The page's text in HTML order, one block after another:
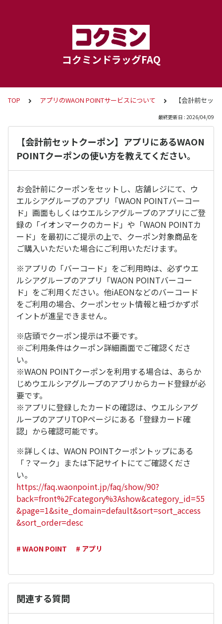
コクミンドラッグFAQ
TOP アプリのWAON POINTサービスについて 【会計前セッ
最終更新日 : 2026/04/09
【会計前セットクーポン】アプリにあるWAON
POINTクーポンの使い方を教えてください。
お会計前にクーポンをセットし、店舗レジにて、ウ
エルシアグループのアプリ「WAON POINTバーコー
ド」画面もしくはウエルシアグループのアプリにご登
録の「イオンマークのカード」や「WAON POINTカ
ード」を最初にご提示の上で、クーポン対象商品を
ご購入いただいた場合にご利用いただけます。
※アプリの「バーコード」をご利用時は、必ずウエ
ルシアグループのアプリ「WAON POINTバーコー
ド」をご利用ください。他iAEONなどのバーコード
をご利用の場合、クーポンセット情報と紐づかずポ
イントが進呈できません。
※店頭でクーポン提示は不要です。
※ご利用条件はクーポン詳細画面でご確認くださ
い。
※WAON POINTクーポンを利用する場合は、あらか
じめウエルシアグループのアプリからカード登録が必
要です。
※アプリに登録したカードの確認は、ウエルシアグ
ループのアプリTOPページにある「登録カード確
認」から確認可能です。
※詳しくは、WAON POINTクーポントップにある
「？マーク」または下記サイトにてご確認くださ
い。
https://faq.waonpoint.jp/faq/show/90?
back=front%2Fcategory%3Ashow&category_id=55
&page=1&site_domain=default&sort=sort_access
&sort_order=desc
# WAON POINT # アプリ
関連する質問